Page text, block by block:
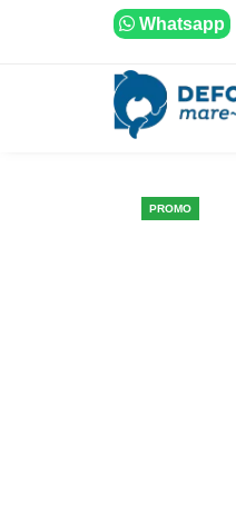
Vai al contenuto
Whatsapp
PROMO